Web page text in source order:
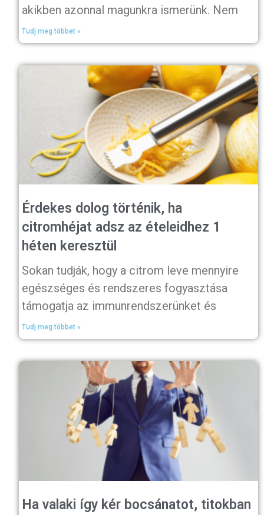
akikben azonnal magunkra ismerünk. Nem
Tudj meg többet »
Érdekes dolog történik, ha
citromhéjat adsz az ételeidhez 1
héten keresztül
Sokan tudják, hogy a citrom leve mennyire
egészséges és rendszeres fogyasztása
támogatja az immunrendszerünket és
Tudj meg többet »
Ha valaki így kér bocsánatot, titokban